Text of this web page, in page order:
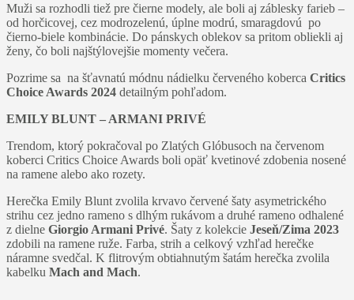
Muži sa rozhodli tiež pre čierne modely, ale boli aj záblesky farieb –
od horčicovej, cez modrozelenú, úplne modrú, smaragdovú po
čierno-biele kombinácie. Do pánskych oblekov sa pritom obliekli aj
ženy, čo boli najštýlovejšie momenty večera.
Pozrime sa na šťavnatú módnu nádielku červeného koberca Critics
Choice Awards 2024 detailným pohľadom.
EMILY BLUNT – ARMANI PRIVÉ
Trendom, ktorý pokračoval po Zlatých Glóbusoch na červenom
koberci Critics Choice Awards boli opäť kvetinové zdobenia nosené
na ramene alebo ako rozety.
Herečka Emily Blunt zvolila krvavo červené šaty asymetrického
strihu cez jedno rameno s dlhým rukávom a druhé rameno odhalené
z dielne Giorgio Armani Privé. Šaty z kolekcie Jeseň/Zima 2023
zdobili na ramene ruže. Farba, strih a celkový vzhľad herečke
náramne svedčal. K flitrovým obtiahnutým šatám herečka zvolila
kabelku Mach and Mach.